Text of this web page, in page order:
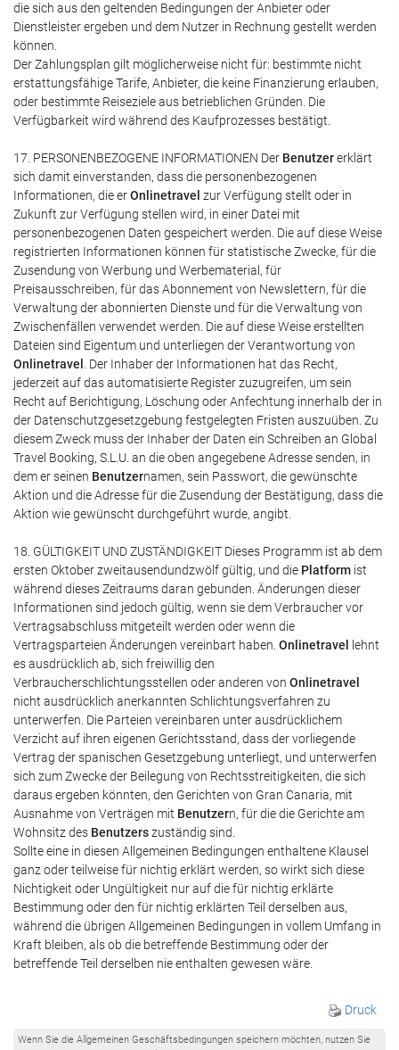
die sich aus den geltenden Bedingungen der Anbieter oder
Dienstleister ergeben und dem Nutzer in Rechnung gestellt werden
können.
Der Zahlungsplan gilt möglicherweise nicht für: bestimmte nicht
erstattungsfähige Tarife, Anbieter, die keine Finanzierung erlauben,
oder bestimmte Reiseziele aus betrieblichen Gründen. Die
Verfügbarkeit wird während des Kaufprozesses bestätigt.
17. PERSONENBEZOGENE INFORMATIONEN Der Benutzererklärt
sich damit einverstanden, dass die personenbezogenen
Informationen, die erOnlinetravel zur Verfügung stellt oder in
Zukunft zur Verfügung stellen wird, in einer Datei mit
personenbezogenen Daten gespeichert werden. Die auf diese Weise
registrierten Informationen können für statistische Zwecke, für die
Zusendung von Werbung und Werbematerial, für
Preisausschreiben, für das Abonnement von Newslettern, für die
Verwaltung der abonnierten Dienste und für die Verwaltung von
Zwischenfällen verwendet werden. Die auf diese Weise erstellten
Dateien sind Eigentum und unterliegen der Verantwortung von
Onlinetravel
. Der Inhaber der Informationen hat das Recht,
jederzeit auf das automatisierte Register zuzugreifen, um sein
Recht auf Berichtigung, Löschung oder Anfechtung innerhalb der in
der Datenschutzgesetzgebung festgelegten Fristen auszuüben. Zu
diesem Zweck muss der Inhaber der Daten ein Schreiben an Global
Travel Booking, S.L.U. an die oben angegebene Adresse senden, in
dem er seinen Benutzernamen, sein Passwort, die gewünschte
Aktion und die Adresse für die Zusendung der Bestätigung, dass die
Aktion wie gewünscht durchgeführt wurde, angibt.
18. GÜLTIGKEIT UND ZUSTÄNDIGKEIT Dieses Programm ist ab dem
ersten Oktober zweitausendundzwölf gültig, und die Platform ist
während dieses Zeitraums daran gebunden. Änderungen dieser
Informationen sind jedoch gültig, wenn sie dem Verbraucher vor
Vertragsabschluss mitgeteilt werden oder wenn die
Vertragsparteien Änderungen vereinbart haben. Onlinetravel
lehnt
es ausdrücklich ab, sich freiwillig den
Verbraucherschlichtungsstellen oder anderen von Onlinetravel
nicht ausdrücklich anerkannten Schlichtungsverfahren zu
unterwerfen. Die Parteien vereinbaren unter ausdrücklichem
Verzicht auf ihren eigenen Gerichtsstand, dass der vorliegende
Vertrag der spanischen Gesetzgebung unterliegt, und unterwerfen
sich zum Zwecke der Beilegung von Rechtsstreitigkeiten, die sich
daraus ergeben könnten, den Gerichten von Gran Canaria, mit
Ausnahme von Verträgen mit Benutzern, für die die Gerichte am
Wohnsitz des Benutzerszuständig sind.
Sollte eine in diesen Allgemeinen Bedingungen enthaltene Klausel
ganz oder teilweise für nichtig erklärt werden, so wirkt sich diese
Nichtigkeit oder Ungültigkeit nur auf die für nichtig erklärte
Bestimmung oder den für nichtig erklärten Teil derselben aus,
während die übrigen Allgemeinen Bedingungen in vollem Umfang in
Kraft bleiben, als ob die betreffende Bestimmung oder der
betreffende Teil derselben nie enthalten gewesen wäre.
Druck
Wenn Sie die Allgemeinen Geschäftsbedingungen speichern möchten, nutzen Sie